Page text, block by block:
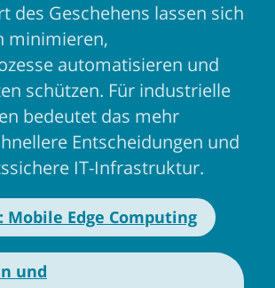
des Geschehens lassen sich
minimieren,
automatisieren und
schützen. Für industrielle
bedeutet das mehr
Entscheidungen und
IT-Infrastruktur.
Edge Computing
und